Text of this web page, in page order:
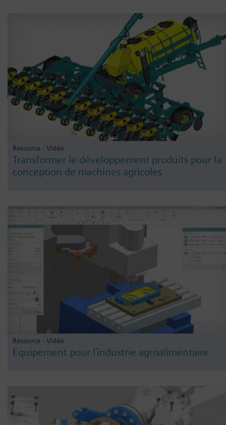
Resource - Vidéo
Transformer le développement produits pour la
conception de machines agricoles
Resource - Vidéo
Equipement pour l’industrie agroalimentaire